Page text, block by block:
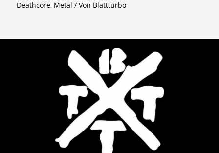
Deathcore, Metal / Von Blattturbo